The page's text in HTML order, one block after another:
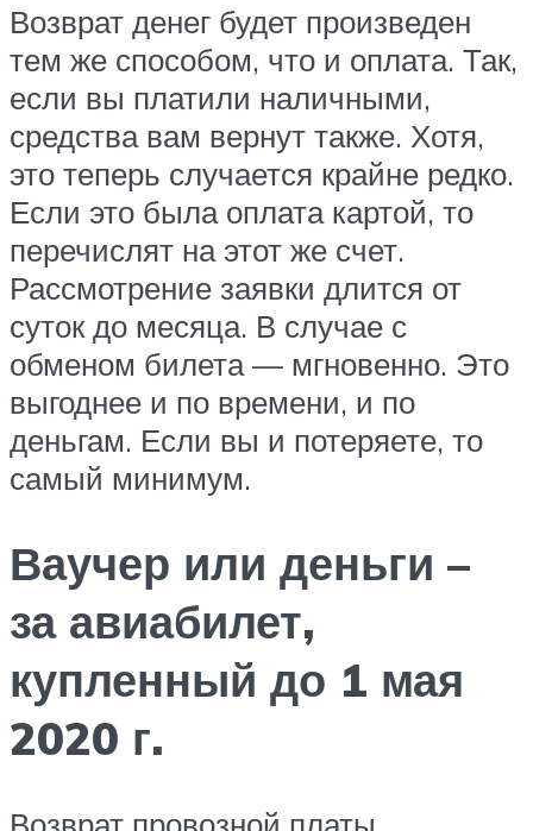
Возврат денег будет произведен
тем же способом, что и оплата. Так,
если вы платили наличными,
средства вам вернут также. Хотя,
это теперь случается крайне редко.
Если это была оплата картой, то
перечислят на этот же счет.
Рассмотрение заявки длится от
суток до месяца. В случае с
обменом билета — мгновенно. Это
выгоднее и по времени, и по
деньгам. Если вы и потеряете, то
самый минимум.
Ваучер или деньги –
за авиабилет,
купленный до 1 мая
2020 г.